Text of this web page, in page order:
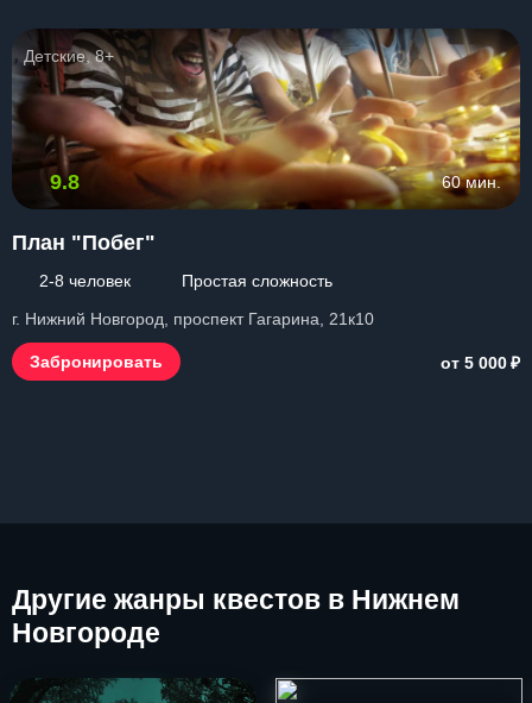
Детские, 8+
9.8 60 мин.
План "Побег"
2-8 человек
Простая сложность
г. Нижний Новгород, проспект Гагарина, 21к10
Забронировать от 5 000₽
Другие жанры квестов в Нижнем
Новгороде